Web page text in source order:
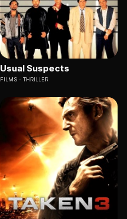
Usual Suspects
FILMS THRILLER